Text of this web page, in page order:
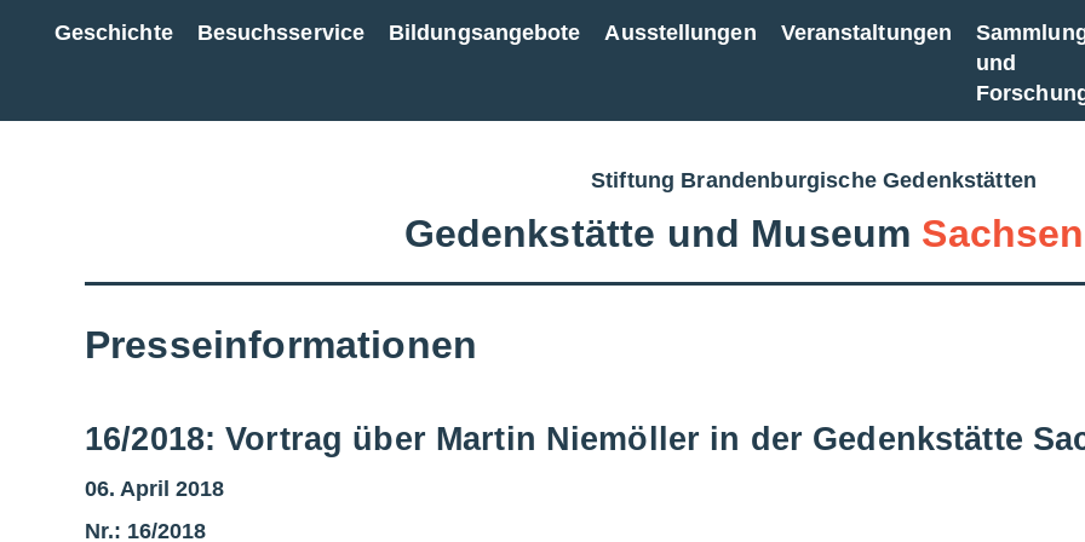
Geschichte Besuchsservice Bildungsangebote Ausstellungen Veranstaltungen
und
Stiftung Brandenburgische Gedenkstätten
Gedenkstätte und Museum
Presseinformationen
16/2018: Vortrag über Martin Niemöller in der Gedenkstätte
06. April 2018
Nr.: 16/2018